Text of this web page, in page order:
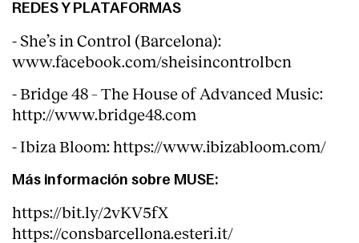
Index
REDES Y PLATAFORMAS
- She’s in Control (Barcelona):
www.facebook.com/sheisincontrolbcn
- Bridge 48 – The House of Advanced Music:
http://www.bridge48.com
- Ibiza Bloom: https://www.ibizabloom.com/
Más información sobre MUSE:
https://bit.ly/2vKV5fX
https://consbarcellona.esteri.it/